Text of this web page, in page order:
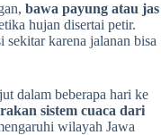
bawa payung atau jas
hujan disertai petir.
sekitar karena jalanan bisa
dalam beberapa hari ke
sistem cuaca dari
wilayah Jawa